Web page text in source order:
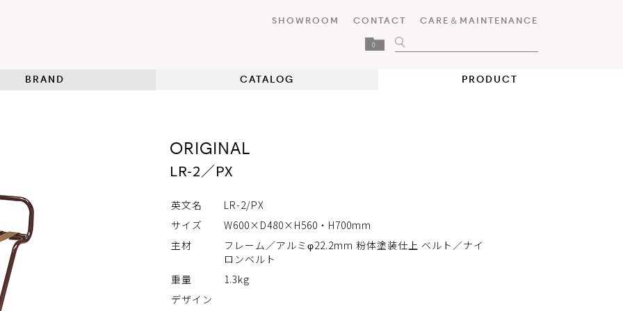
SHOWROOM CONTACT CARE＆MAINTENANCE
0
BRAND CATALOG PRODUCT
ORIGINAL
LR-2／PX
英文名
LR-2/PX
サイズ
W600×D480×H560・H700mm
主材
フレーム／アルミφ22.2mm 粉体塗装仕上 ベルト／ナイ
ロンベルト
重量
1.3kg
デザイン